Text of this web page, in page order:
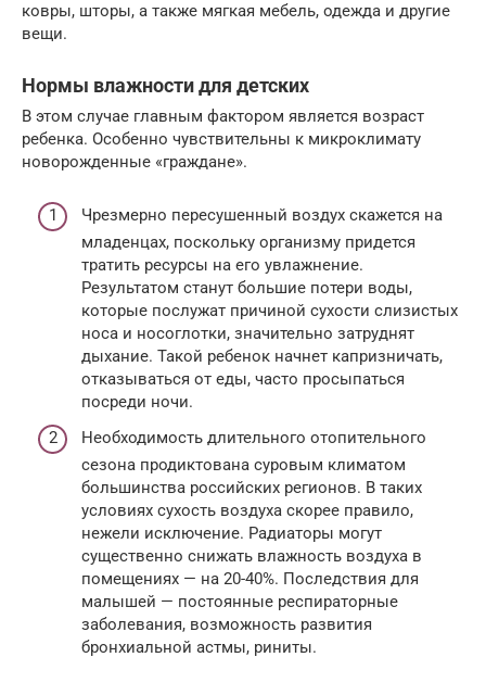
ковры, шторы, а также мягкая мебель, одежда и другие
вещи.
Нормы влажности для детских
В этом случае главным фактором является возраст
ребенка. Особенно чувствительны к микроклимату
новорожденные «граждане».
Чрезмерно пересушенный воздух скажется на
младенцах, поскольку организму придется
тратить ресурсы на его увлажнение.
Результатом станут большие потери воды,
которые послужат причиной сухости слизистых
носа и носоглотки, значительно затруднят
дыхание. Такой ребенок начнет капризничать,
отказываться от еды, часто просыпаться
посреди ночи.
Необходимость длительного отопительного
сезона продиктована суровым климатом
большинства российских регионов. В таких
условиях сухость воздуха скорее правило,
нежели исключение. Радиаторы могут
существенно снижать влажность воздуха в
помещениях — на 20-40%. Последствия для
малышей — постоянные респираторные
заболевания, возможность развития
бронхиальной астмы, риниты.